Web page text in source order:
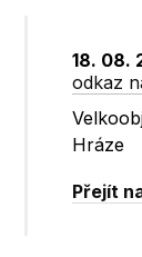
18. 08.
odkaz
Hráze
Přejít